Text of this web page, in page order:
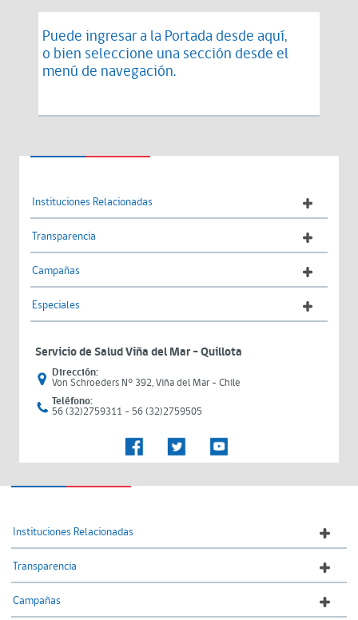
Puede ingresar a la Portada desde aquí,
o bien seleccione una sección desde el
menú de navegación.
Instituciones Relacionadas
Transparencia
Campañas
Especiales
Servicio de Salud Viña del Mar – Quillota
Dirección:
Von Schroeders N° 392, Viña del Mar - Chile
Teléfono:
56 (32)2759311 - 56 (32)2759505
Instituciones Relacionadas
Transparencia
Campañas